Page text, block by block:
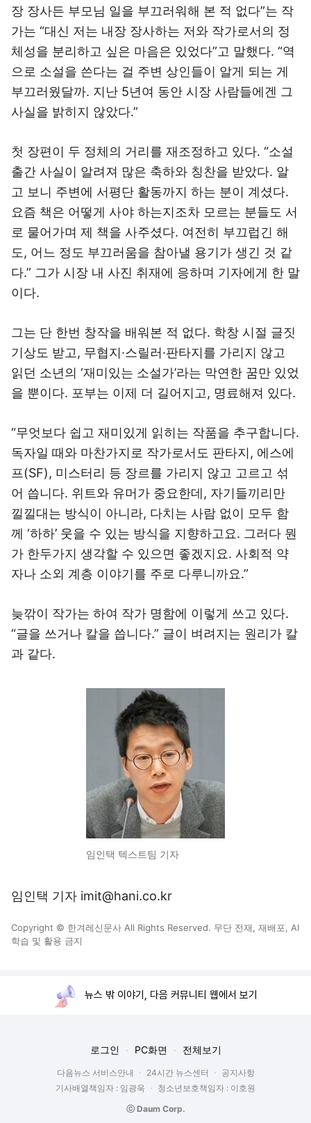
장 장사든 부모님 일을 부끄러워해 본 적 없다”는 작
가는 “대신 저는 내장 장사하는 저와 작가로서의 정
체성을 분리하고 싶은 마음은 있었다”고 말했다. “역
으로 소설을 쓴다는 걸 주변 상인들이 알게 되는 게
부끄러웠달까. 지난 5년여 동안 시장 사람들에겐 그
사실을 밝히지 않았다.”
첫 장편이 두 정체의 거리를 재조정하고 있다. “소설
출간 사실이 알려져 많은 축하와 칭찬을 받았다. 알
고 보니 주변에 서평단 활동까지 하는 분이 계셨다.
요즘 책은 어떻게 사야 하는지조차 모르는 분들도 서
로 물어가며 제 책을 사주셨다. 여전히 부끄럽긴 해
도, 어느 정도 부끄러움을 참아낼 용기가 생긴 것 같
다.” 그가 시장 내 사진 취재에 응하며 기자에게 한 말
이다.
그는 단 한번 창작을 배워본 적 없다. 학창 시절 글짓
기상도 받고, 무협지·스릴러·판타지를 가리지 않고
읽던 소년의 ‘재미있는 소설가’라는 막연한 꿈만 있었
을 뿐이다. 포부는 이제 더 길어지고, 명료해져 있다.
“무엇보다 쉽고 재미있게 읽히는 작품을 추구합니다.
독자일 때와 마찬가지로 작가로서도 판타지, 에스에
프(SF), 미스터리 등 장르를 가리지 않고 고르고 섞
어 씁니다. 위트와 유머가 중요한데, 자기들끼리만
낄낄대는 방식이 아니라, 다치는 사람 없이 모두 함
께 ‘하하’ 웃을 수 있는 방식을 지향하고요. 그러다 뭔
가 한두가지 생각할 수 있으면 좋겠지요. 사회적 약
자나 소외 계층 이야기를 주로 다루니까요.”
늦깎이 작가는 하여 작가 명함에 이렇게 쓰고 있다.
“글을 쓰거나 칼을 씁니다.” 글이 벼려지는 원리가 칼
과 같다.
임인택 텍스트팀 기자
임인택 기자 imit@hani.co.kr
Copyright © 한겨레신문사 All Rights Reserved. 무단 전재, 재배포, AI
학습 및 활용 금지
뉴스 밖 이야기, 다음 커뮤니티 웹에서 보기
로그인 PC화면 전체보기
다음뉴스 서비스안내 24시간 뉴스센터
공지사항
기사배열책임자 : 임광욱
청소년보호책임자 : 이호원
ⓒ Daum Corp.